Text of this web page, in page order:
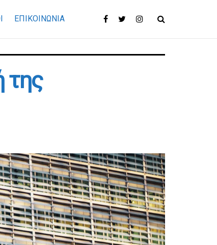
ΕΠΙΚΟΙΝΩΝΊΑ
της